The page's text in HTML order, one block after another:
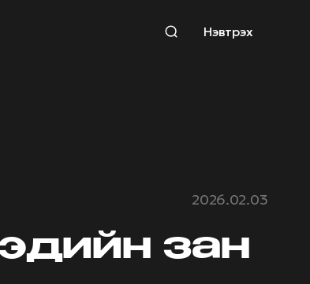
Нэвтрэх
2026.02.03
зан